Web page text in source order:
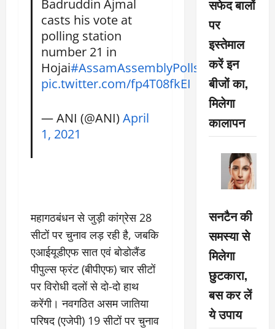
Badruddin Ajmal
casts his vote at
polling station
number 21 in
Hojai#AssamAssemblyPolls
pic.twitter.com/fp4T08fkEI
— ANI (@ANI) April
1, 2021
महागठबंधन से जुड़ी कांग्रेस 28
सीटों पर चुनाव लड़ रही है, जबकि
एआईयूडीएफ सात एवं बोडोलैंड
पीपुल्स फ्रंट (बीपीएफ) चार सीटों
पर विरोधी दलों से दो-दो हाथ
करेंगी। नवगठित असम जातिया
परिषद (एजेपी) 19 सीटों पर चुनाव
सफेद बालों
पर
इस्तेमाल
करें इन
बीजों का,
मिलेगा
कालापन
सनटैन की
समस्या से
मिलेगा
छुटकारा,
बस कर लें
ये उपाय